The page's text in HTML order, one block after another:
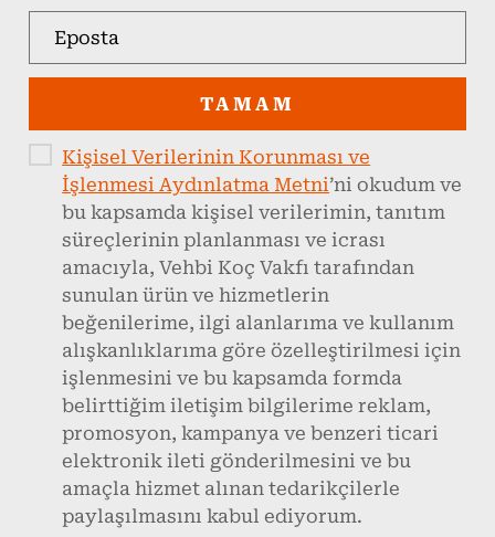
TAMAM
Kişisel Verilerinin Korunması ve
İşlenmesi Aydınlatma Metni’ni okudum ve
bu kapsamda kişisel verilerimin, tanıtım
süreçlerinin planlanması ve icrası
amacıyla, Vehbi Koç Vakfı tarafından
sunulan ürün ve hizmetlerin
beğenilerime, ilgi alanlarıma ve kullanım
alışkanlıklarıma göre özelleştirilmesi için
işlenmesini ve bu kapsamda formda
belirttiğim iletişim bilgilerime reklam,
promosyon, kampanya ve benzeri ticari
elektronik ileti gönderilmesini ve bu
amaçla hizmet alınan tedarikçilerle
paylaşılmasını kabul ediyorum.